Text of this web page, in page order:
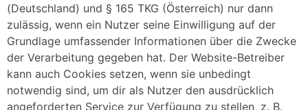
(Deutschland) und § 165 TKG (Österreich) nur dann
zulässig, wenn ein Nutzer seine Einwilligung auf der
Grundlage umfassender Informationen über die Zwecke
der Verarbeitung gegeben hat. Der Website-Betreiber
kann auch Cookies setzen, wenn sie unbedingt
notwendig sind, um dir als Nutzer den ausdrücklich
angeforderten Service zur Verfügung zu stellen, z. B.